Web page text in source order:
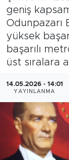
geniş
Odunpazarı
yüksek
başarılı
üst sıralara
14.05.2026 - 14:01
YAYINLANMA
Bölge
Teknoloji
Sektör